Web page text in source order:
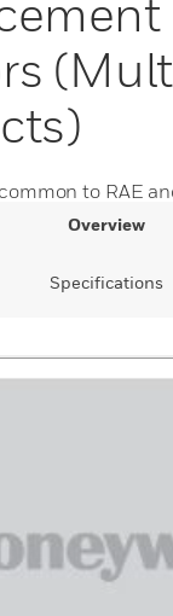
to RAE
Overview
Specifications